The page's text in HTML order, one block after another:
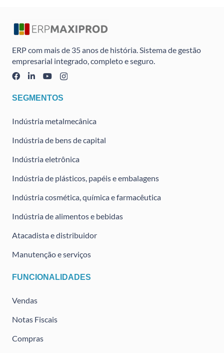
ERP com mais de 35 anos de história. Sistema de gestão
empresarial integrado, completo e seguro.
SEGMENTOS
Indústria metalmecânica
Indústria de bens de capital
Indústria eletrônica
Indústria de plásticos, papéis e embalagens
Indústria cosmética, química e farmacêutica
Indústria de alimentos e bebidas
Atacadista e distribuidor
Manutenção e serviços
FUNCIONALIDADES
Vendas
Notas Fiscais
Compras